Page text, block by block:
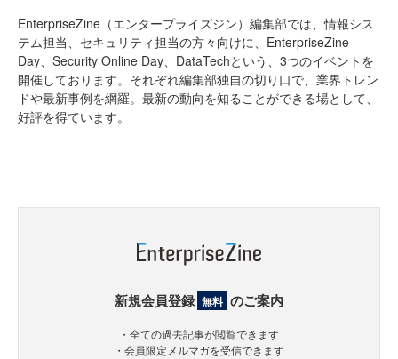
EnterpriseZine（エンタープライズジン）編集部では、情報シス
テム担当、セキュリティ担当の方々向けに、EnterpriseZine
Day、Security Online Day、DataTechという、3つのイベントを
開催しております。それぞれ編集部独自の切り口で、業界トレン
ドや最新事例を網羅。最新の動向を知ることができる場として、
好評を得ています。
新規会員登録 無料 のご案内
・全ての過去記事が閲覧できます
・会員限定メルマガを受信できます